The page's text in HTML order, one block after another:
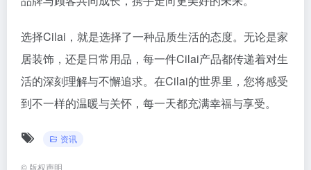
选择Cilai，就是选择了一种品质生活的态度。无论是家
居装饰，还是日常用品，每一件Cilai产品都传递着对生
活的深刻理解与不懈追求。在Cilai的世界里，您将感受
到不一样的温暖与关怀，每一天都充满幸福与享受。
资讯
© 版权声明